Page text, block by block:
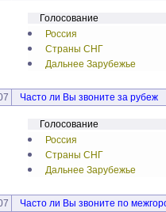
Голосование
Россия
Страны СНГ
Дальнее Зарубежье
Часто ли Вы звоните за рубеж
Голосование
Россия
Страны СНГ
Дальнее Зарубежье
Часто ли Вы звоните по